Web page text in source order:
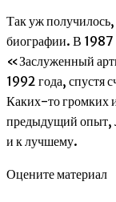
Так уж получилось,
биографии. В 1987
«Заслуженный
1992 года, спустя
Каких-то громких
предыдущий опыт,
и к лучшему.
Оцените материал